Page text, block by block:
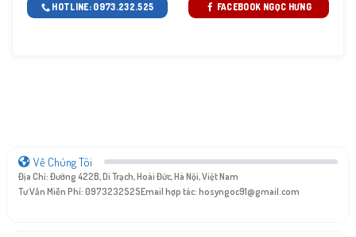
HOTLINE: 0973.232.525 FACEBOOK NGỌC HƯNG
Về Chúng Tôi
Địa Chỉ: Đường 422B, Di Trạch, Hoài Đức, Hà Nội, Việt Nam
Tư Vấn Miễn Phí: 0973232525Email hợp tác: hosyngoc91@gmail.com